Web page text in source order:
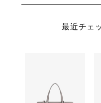
最近チェ